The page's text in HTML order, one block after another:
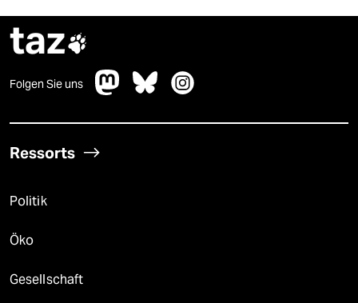
taz
Folgen Sie uns
Ressorts
Politik
Öko
Gesellschaft